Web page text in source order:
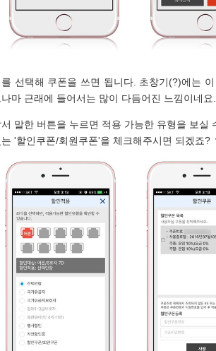
를 선택해 쿠폰을 쓰면 됩니다. 초창기(?)에는
나마 근래에 들어서는 많이 다듬어진 느낌이네요.
서 말한 버튼을 누르면 적용 가능한 유형을 보실
는 '할인쿠폰/회원쿠폰'을 체크해주시면 되겠죠?